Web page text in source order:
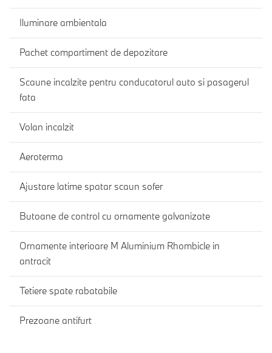
Iluminare ambientala
Pachet compartiment de depozitare
Scaune incalzite pentru conducatorul auto si pasagerul
fata
Volan incalzit
Aeroterma
Ajustare latime spatar scaun sofer
Butoane de control cu ornamente galvanizate
Ornamente interioare M Aluminium Rhombicle in
antracit
Tetiere spate rabatabile
Prezoane antifurt